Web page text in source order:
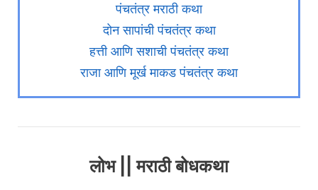
पंचतंत्र मराठी कथा
दोन सापांची पंचतंत्र कथा
हत्ती आणि सशाची पंचतंत्र कथा
राजा आणि मूर्ख माकड पंचतंत्र कथा
लोभ || मराठी बोधकथा